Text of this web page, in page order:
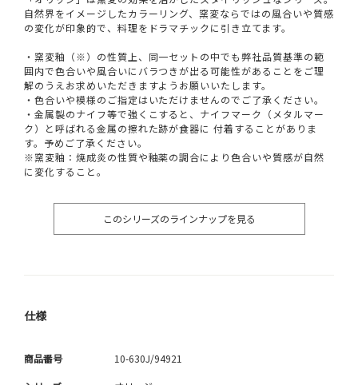
自然界をイメージしたカラーリング、窯変ならではの風合いや質感
の変化が印象的で、料理をドラマチックに引き立てます。
・窯変釉（※）の性質上、同一セットの中でも弊社品質基準の範
囲内で色合いや風合いにバラつきが出る可能性があることをご理
解のうえお求めいただきますようお願いいたします。
・色合いや模様のご指定はいただけませんのでご了承ください。
・金属製のナイフ等で強くこすると、ナイフマーク（メタルマー
ク）と呼ばれる金属の擦れた跡が食器に 付着することがありま
す。予めご了承ください。
※窯変釉：焼成炎の性質や釉薬の調合により色合いや質感が自然
に変化すること。
このシリーズのラインナップを見る
仕様
商品番号 10-630J/94921